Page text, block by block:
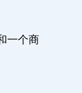
一个商